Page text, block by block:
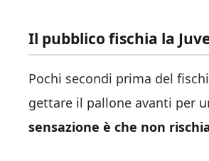
Il pubblico fischia la
Pochi secondi prima del
gettare il pallone avanti per
sensazione è che non